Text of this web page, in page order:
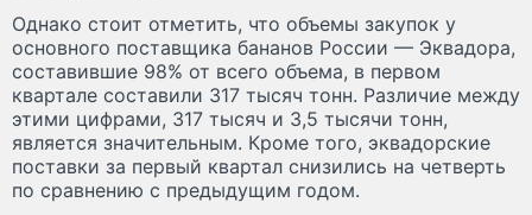
Однако стоит отметить, что объемы закупок у
основного поставщика бананов России — Эквадора,
составившие 98% от всего объема, в первом
квартале составили 317 тысяч тонн. Различие между
этими цифрами, 317 тысяч и 3,5 тысячи тонн,
является значительным. Кроме того, эквадорские
поставки за первый квартал снизились на четверть
по сравнению с предыдущим годом.